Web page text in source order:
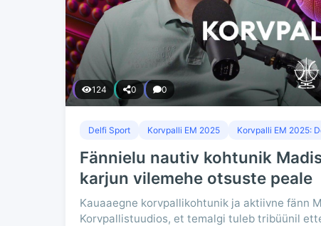
124 0 0
Delfi Sport Korvpalli EM 2025 Korvpalli EM 2025:
Fännielu nautiv kohtunik
karjun vilemehe otsuste peale
Kauaaegne korvpallikohtunik ja aktiivne fänn
Korvpallistuudios, et temalgi tuleb tribüünil